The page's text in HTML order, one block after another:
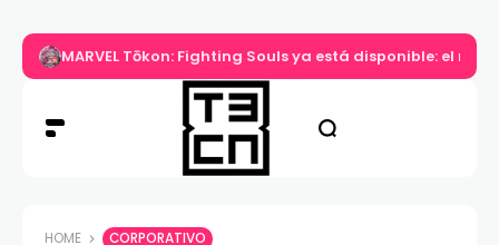
MARVEL Tōkon: Fighting Souls ya está disponible: el
HOME CORPORATIVO